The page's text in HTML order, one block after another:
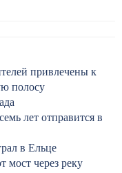
привлечены к
полосу
лет отправится в
в Ельце
мост через реку